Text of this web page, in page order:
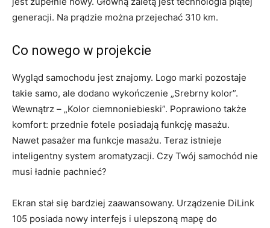
generacji. Na prądzie można przejechać 310 km.
Co nowego w projekcie
Wygląd samochodu jest znajomy. Logo marki pozostaje
takie samo, ale dodano wykończenie „Srebrny kolor”.
Wewnątrz – „Kolor ciemnoniebieski”. Poprawiono także
komfort: przednie fotele posiadają funkcję masażu.
Nawet pasażer ma funkcje masażu. Teraz istnieje
inteligentny system aromatyzacji. Czy Twój samochód nie
musi ładnie pachnieć?
Ekran stał się bardziej zaawansowany. Urządzenie DiLink
105 posiada nowy interfejs i ulepszoną mapę do